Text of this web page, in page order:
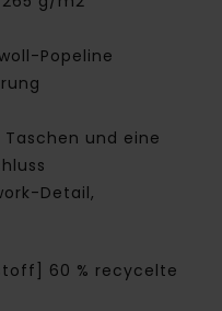
Popeline
und eine
Detail,
60 % recycelte